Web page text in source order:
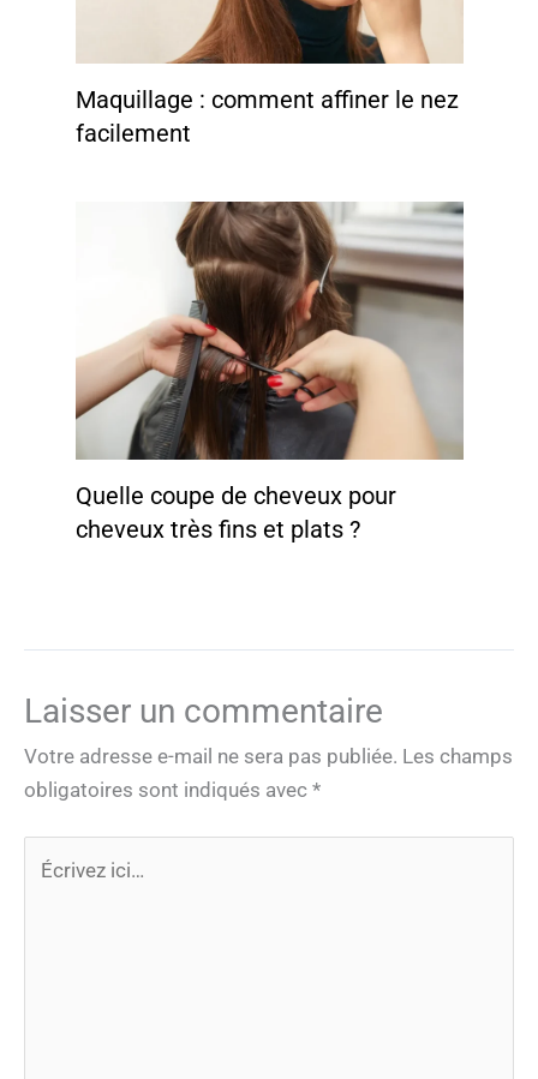
Maquillage : comment affiner le nez
facilement
Quelle coupe de cheveux pour
cheveux très fins et plats ?
Laisser un commentaire
Votre adresse e-mail ne sera pas publiée. Les champs
obligatoires sont indiqués avec *